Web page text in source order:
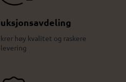
høy kvalitet og raskere
levering